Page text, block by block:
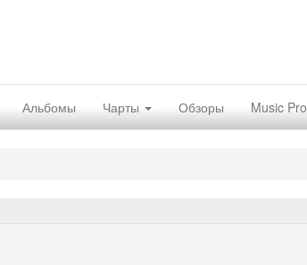
Альбомы Чарты Обзоры Music Pro